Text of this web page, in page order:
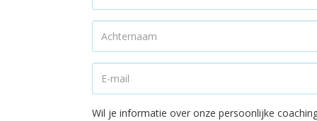
Wil je informatie over onze persoonlijke